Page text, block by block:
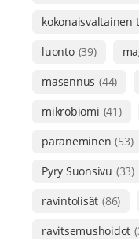
kokonaisvaltainen
luonto (39)
masennus (44)
mikrobiomi (41)
paraneminen (53)
Pyry Suonsivu (33)
ravintolisät (86)
ravitsemushoidot